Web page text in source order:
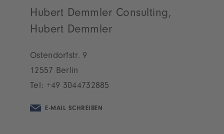
Hubert Demmler Consulting,
Hubert Demmler
Ostendorfstr. 9
12557 Berlin
Tel: +49 3044732885
E-MAIL SCHREIBEN